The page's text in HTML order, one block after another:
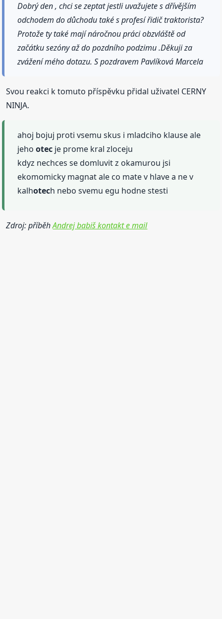
Dobrý den , chci se zeptat jestli uvažujete s dřívějším
odchodem do důchodu také s profesí řidič traktorista?
Protože ty také mají náročnou práci obzvláště od
začátku sezóny až do pozdního podzimu .Děkuji za
zvážení mého dotazu. S pozdravem Pavlíková Marcela
Svou reakci k tomuto příspěvku přidal uživatel CERNY
NINJA.
ahoj bojuj proti vsemu skus i mladciho klause ale
jehootec je prome kral zloceju
kdyz nechces se domluvit z okamurou jsi
ekomomicky magnat ale co mate v hlave a ne v
kalhotech nebo svemu egu hodne stesti
Zdroj: příběhAndrej babiš kontakt e mail